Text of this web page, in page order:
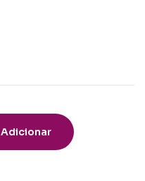
Adicionar